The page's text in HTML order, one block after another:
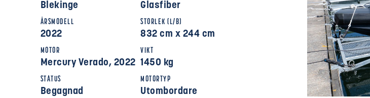
Blekinge
ÅRSMODELL
2022
MOTOR
Mercury Verado, 2022
STATUS
Begagnad
Glasfiber
STORLEK (L/B)
832 cm x 244 cm
VIKT
1450 kg
MOTORTYP
Utombordare